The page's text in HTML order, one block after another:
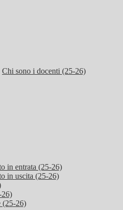
Chi sono i docenti (25-26)
in entrata (25-26)
in uscita (25-26)
26)
(25-26)